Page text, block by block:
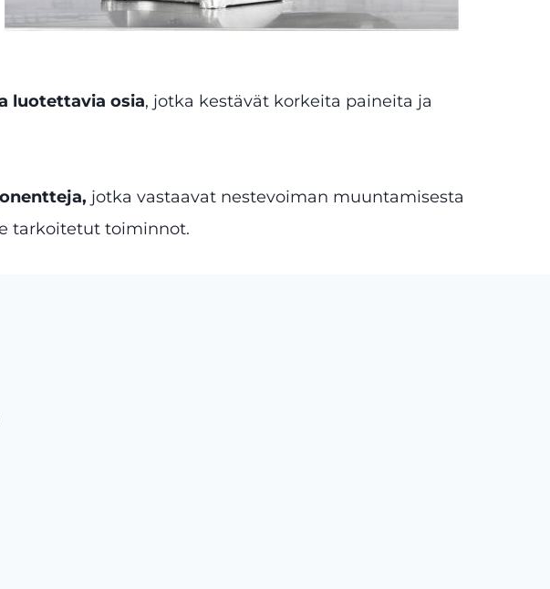
luotettavia osia, jotka kestävät korkeita paineita ja
jotka vastaavat nestevoiman muuntamisesta
tarkoitetut toiminnot.